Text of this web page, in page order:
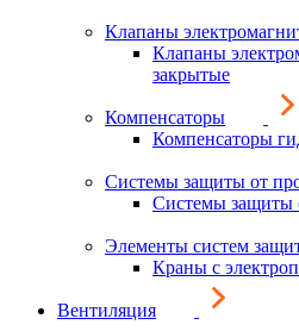
Клапаны
Клапаны
закрытые
Компенсаторы
Компенсаторы
Системы защиты от
Системы защиты
Элементы систем
Краны с
Вентиляция